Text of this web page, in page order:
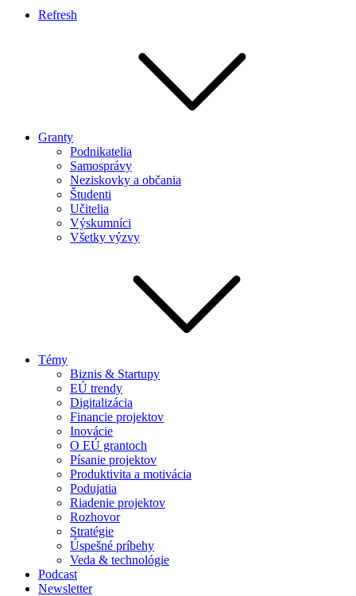
Refresh
Granty
Podnikatelia
Samosprávy
Neziskovky a občania
Študenti
Učitelia
Výskumníci
Všetky výzvy
Témy
Biznis & Startupy
EÚ trendy
Digitalizácia
Financie projektov
Inovácie
O EÚ grantoch
Písanie projektov
Produktivita a motivácia
Podujatia
Riadenie projektov
Rozhovor
Stratégie
Úspešné príbehy
Veda & technológie
Podcast
Newsletter